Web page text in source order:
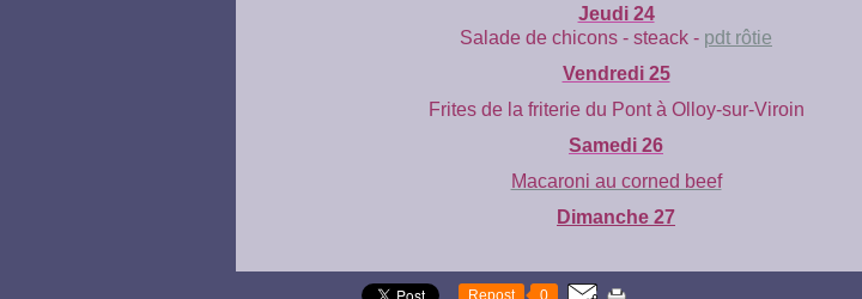
Jeudi 24
Salade de chicons - steack - pdt rôtie
Vendredi 25
Frites de la friterie du Pont à Olloy-sur-Viroin
Samedi 26
Macaroni au corned beef
Dimanche 27
Repost 0